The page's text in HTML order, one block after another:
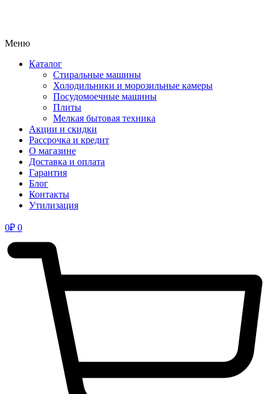
Меню
Каталог
Стиральные машины
Холодильники и морозильные камеры
Посудомоечные машины
Плиты
Мелкая бытовая техника
Акции и скидки
Рассрочка и кредит
О магазине
Доставка и оплата
Гарантия
Блог
Контакты
Утилизация
0₽ 0